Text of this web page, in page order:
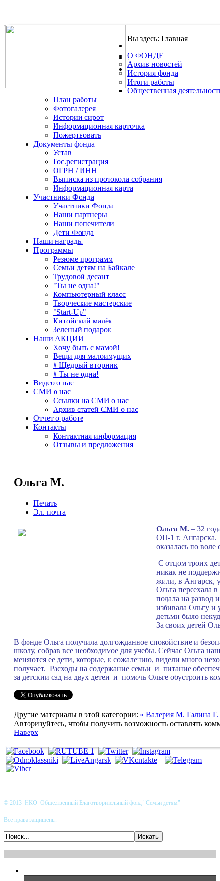
.
Вы здесь: Главная
О ФОНДЕ
Архив новостей
История фонда
Итоги работы
Общественная
План работы
Фотогалерея
Истории сирот
Информационная карточка
Пожертвовать
Документы фонда
Устав
Гос.регистрация
ОГРН / ИНН
Выписка из протокола собрания
Информационная карта
Участники Фонда
Участники Фонда
Наши партнеры
Наши попечители
Дети Фонда
Наши награды
Программы
Резюме программ
Семьи детям на Байкале
Трудовой десант
"Ты не одна!"
Компьютерный класс
Творческие мастерские
"Start-Up"
Китойский малёк
Зеленый подарок
Наши АКЦИИ
Хочу быть с мамой!
Вещи для малоимущих
# Щедрый вторник
# Ты не одна!
Видео о нас
СМИ о нас
Ссылки на СМИ о нас
Архив статей СМИ о нас
Отчет о работе
Контакты
Контактная информация
Отзывы и предложения
Ольга М.
Печать
Эл. почта
Ольга М. – 32
ОП-1 г. Ангарска.
оказалась по
С отцом троих
никак не
жили, в Ангарск,
Ольга переехала
подала на развод
избивала Ольгу и
детьми было
За своих детей
В фонде Ольга получила долгожданное спокойствие и
школу, собрав все необходимое для учебы. Сейчас Ольга
меняются ее дети, которые, к сожалению, видели много
получает. Расходы на содержание семьи и питание
за детский сад на двух детей и помочь Ольге
Другие материалы в этой категории: « Валерия М. Галина Г.
Авторизуйтесь, чтобы получить возможность оставлять
Наверх
© 2013 НКО Общественный Благотворительный фонд "Семьи детям"
Все права защищены.